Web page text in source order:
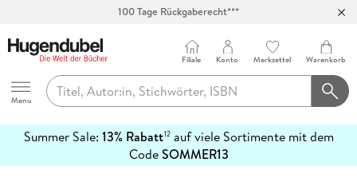
100 Tage Rückgaberecht***
Hugendubel
Menu
Filiale Konto Merkzettel Warenkorb
Summer Sale: 13% Rabatt12auf viele Sortimente mit dem
CodeSOMMER13
erfahren